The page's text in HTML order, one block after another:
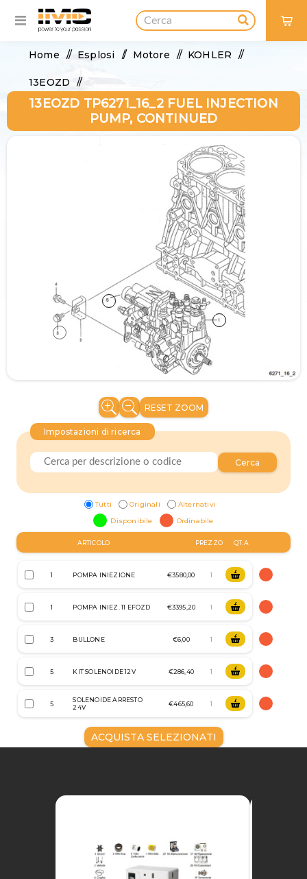
Home / Esplosi / Motore / KOHLER /
13EOZD /
13EOZD TP6271_16_2 Fuel Injection Pump,
13EOZD TP6271_16_2 FUEL INJECTION
PUMP, CONTINUED
RESET ZOOM
Cerca
Impostazioni di ricerca
Tutti Originali
Alternativi
Disponibile
Ordinabile
ARTICOLO PREZZO QT.A
1 POMPA INIEZIONE €3580,00
1 POMPA INIEZ. 11 EFOZD €3395,20
3 BULLONE €6,00
5 KIT SOLENOIDE 12V €286,40
5
SOLENOIDE ARRESTO
24V
€465,60
ACQUISTA SELEZIONATI